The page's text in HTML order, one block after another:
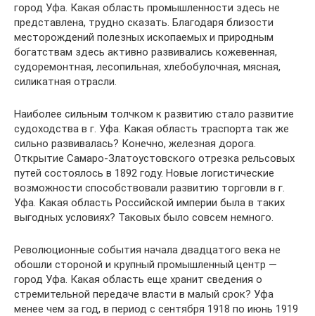
город Уфа. Какая область промышленности здесь не
представлена, трудно сказать. Благодаря близости
месторождений полезных ископаемых и природным
богатствам здесь активно развивались кожевенная,
судоремонтная, лесопильная, хлебобулочная, мясная,
силикатная отрасли.
Наиболее сильным толчком к развитию стало развитие
судоходства в г. Уфа. Какая область траспорта так же
сильно развивалась? Конечно, железная дорога.
Открытие Самаро-Златоустовского отрезка рельсовых
путей состоялось в 1892 году. Новые логистические
возможности способствовали развитию торговли в г.
Уфа. Какая область Российской империи была в таких
выгодных условиях? Таковых было совсем немного.
Революционные события начала двадцатого века не
обошли стороной и крупный промышленный центр —
город Уфа. Какая область еще хранит сведения о
стремительной передаче власти в малый срок? Уфа
менее чем за год, в период с сентября 1918 по июнь 1919